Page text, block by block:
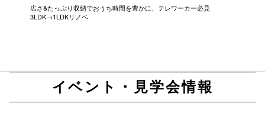
広さ&たっぷり収納でおうち時間を豊かに、テレワーカー必見
3LDK→1LDKリノベ
イベント・見学会情報